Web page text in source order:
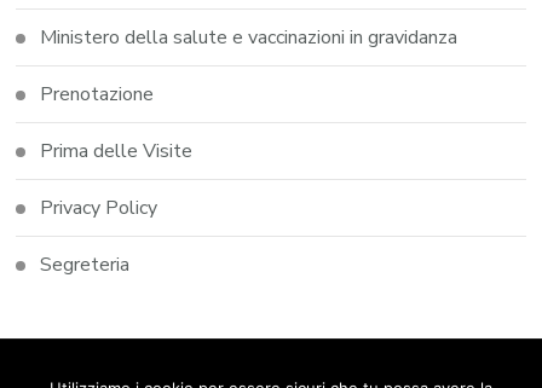
Ministero della salute e vaccinazioni in gravidanza
Prenotazione
Prima delle Visite
Privacy Policy
Segreteria
© Copyright 2026Studio Dott.ssa Elena Castoldi. Tutti i